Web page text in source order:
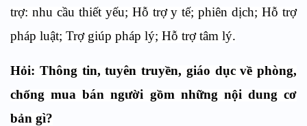
trợ: nhu cầu thiết yếu; Hỗ trợ y tế; phiên dịch; Hỗ trợ
pháp luật; Trợ giúp pháp lý; Hỗ trợ tâm lý.
Hỏi: Thông tin, tuyên truyền, giáo dục về phòng,
chống mua bán người gồm những nội dung cơ
bản gì?